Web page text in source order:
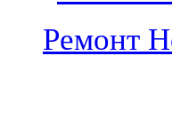
Ремонт